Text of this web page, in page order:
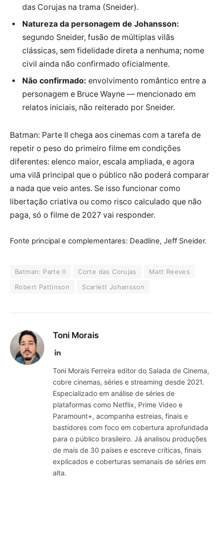
das Corujas na trama (Sneider).
Natureza da personagem de Johansson:
segundo Sneider, fusão de múltiplas vilãs
clássicas, sem fidelidade direta a nenhuma; nome
civil ainda não confirmado oficialmente.
Não confirmado: envolvimento romântico entre a
personagem e Bruce Wayne — mencionado em
relatos iniciais, não reiterado por Sneider.
Batman: Parte II chega aos cinemas com a tarefa de
repetir o peso do primeiro filme em condições
diferentes: elenco maior, escala ampliada, e agora
uma vilã principal que o público não poderá comparar
a nada que veio antes. Se isso funcionar como
libertação criativa ou como risco calculado que não
paga, só o filme de 2027 vai responder.
Fonte principal e complementares: Deadline, Jeff Sneider.
Batman: Parte II Corte das Corujas
Matt Reeves
Robert Pattinson
Scarlett Johansson
Toni Morais
LinkedIn
Toni Morais Ferreira editor do Salada de Cinema,
cobre cinemas, séries e streaming desde 2021.
Especializado em análise de séries de
plataformas como Netflix, Prime Video e
Paramount+, acompanha estreias, finais e
bastidores com foco em cobertura aprofundada
para o público brasileiro. Já analisou produções
de mais de 30 países e escreve críticas, finais
explicados e coberturas semanais de séries em
alta.